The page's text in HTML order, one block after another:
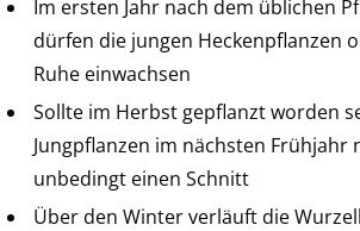
Im ersten Jahr nach dem üblichen
dürfen die jungen Heckenpflanzen
Ruhe einwachsen
Sollte im Herbst gepflanzt worden
Jungpflanzen im nächsten Frühjahr
unbedingt einen Schnitt
Über den Winter verläuft die